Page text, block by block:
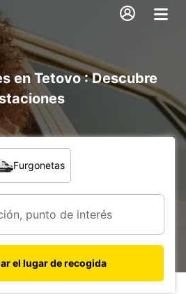
en Tetovo : Descubre
Furgonetas
el lugar de recogida